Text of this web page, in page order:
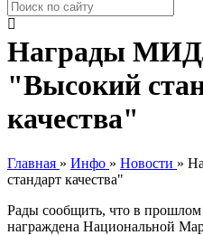
Награды
"Высокий
качества"
Главная » Инфо » Новости »
стандарт качества"
Рады сообщить, что в
награждена Национальной